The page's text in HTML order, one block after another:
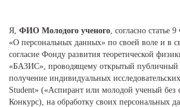
Я, ФИО Молодого ученого, согласно статье
«О персональных данных» по своей воле и в
согласие Фонду развития теоретической
«БАЗИС», проводящему открытый публичный
получение индивидуальных
Student» («Аспирант или молодой ученый без
Конкурс), на обработку своих персональных